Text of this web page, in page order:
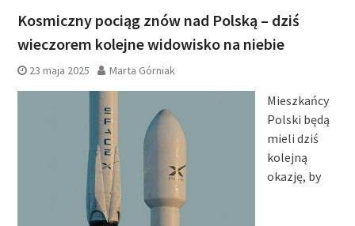
Kosmiczny pociąg znów nad Polską – dziś
wieczorem kolejne widowisko na niebie
23 maja 2025 Marta Górniak
Mieszkańcy
Polski będą
mieli dziś
kolejną
okazję, by